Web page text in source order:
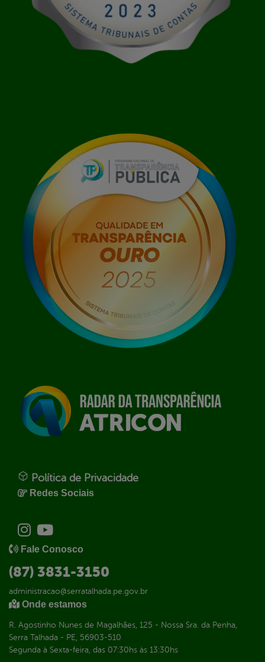
Política de Privacidade
Redes Sociais
Fale Conosco
(87) 3831-3150
administracao@serratalhada.pe.gov.br
Onde estamos
R. Agostinho Nunes de Magalhães, 125 - Nossa Sra. da Penha,
Serra Talhada - PE, 56903-510
Segunda à Sexta-feira, das 07:30hs às 13:30hs